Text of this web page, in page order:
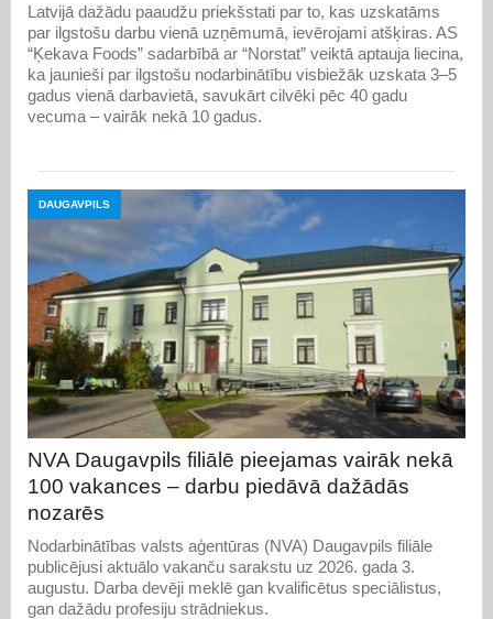
Latvijā dažādu paaudžu priekšstati par to, kas uzskatāms
par ilgstošu darbu vienā uzņēmumā, ievērojami atšķiras. AS
“Ķekava Foods” sadarbībā ar “Norstat” veiktā aptauja liecina,
ka jaunieši par ilgstošu nodarbinātību visbiežāk uzskata 3–5
gadus vienā darbavietā, savukārt cilvēki pēc 40 gadu
vecuma – vairāk nekā 10 gadus.
DAUGAVPILS
NVA Daugavpils filiālē pieejamas vairāk nekā
100 vakances – darbu piedāvā dažādās
nozarēs
Nodarbinātības valsts aģentūras (NVA) Daugavpils filiāle
publicējusi aktuālo vakanču sarakstu uz 2026. gada 3.
augustu. Darba devēji meklē gan kvalificētus speciālistus,
gan dažādu profesiju strādniekus.